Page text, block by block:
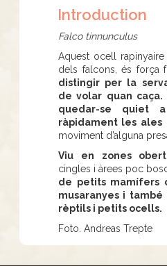
Introduction
Falco tinnunculus
Aquest ocell
dels falcons, és força
distingir per la
de volar quan caça.
quedar-se quiet
ràpidament les alesi
moviment d’alguna
Viu en zones
cingles i àrees poc
de petits mamífers
musaranyes i també
rèptils i petits ocells.
Foto. Andreas Trepte